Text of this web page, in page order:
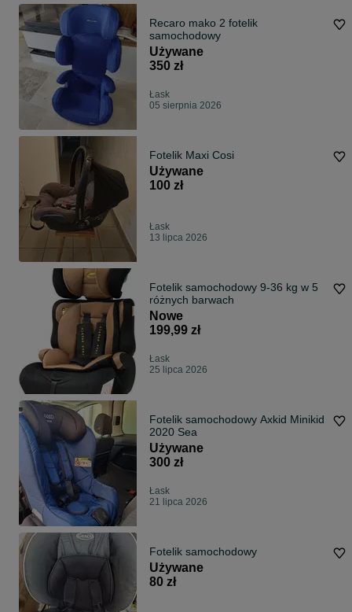
Recaro mako 2 fotelik
samochodowy
Używane
350 zł
Łask
05 sierpnia 2026
Fotelik Maxi Cosi
Używane
100 zł
Łask
13 lipca 2026
Fotelik samochodowy 9-36 kg w 5
różnych barwach
Nowe
199,99 zł
Łask
25 lipca 2026
Fotelik samochodowy Axkid Minikid
2020 Sea
Używane
300 zł
Łask
21 lipca 2026
Fotelik samochodowy
Używane
80 zł